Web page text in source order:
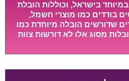
בישראל, וכוללות הובלת
בודדים כמו מוצרי חשמל,
שדורשים הובלה מיוחדת כמו
מסוג אלו לא דורשות צוות
נוחים וגמישים.